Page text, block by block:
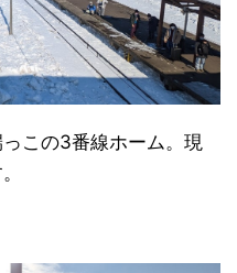
この3番線ホーム。現